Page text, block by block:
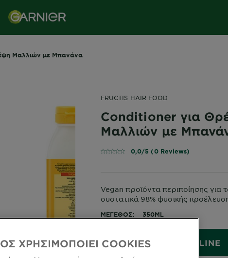
Μαλλιών με Μπανάνα
FRUCTIS HAIR FOOD
Conditioner για
Μαλλιών με
0,0/5 (0 Reviews)
Vegan προϊόντα περιποίησης για
συστατικά 98% φυσικής
ΜΈΓΕΘΟΣ 350ML
ΑΓΟΡΑ ONLINE
ΧΡΗΣΙΜΟΠΟΙΕΙ COOKIES